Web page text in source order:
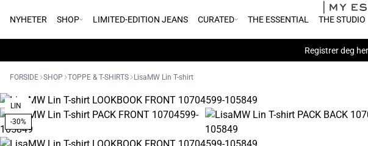
NYHETER SHOP LIMITED-EDITION JEANS CURATED THE ESSENTIAL THE STUDIO
Registrer deg her
FORSIDE SHOP TOPPE & T-SHIRTS LisaMW Lin T-shirt
LIN
-30%